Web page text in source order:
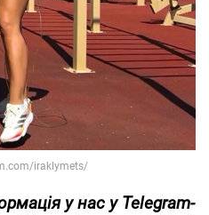
у нас у Telegram-